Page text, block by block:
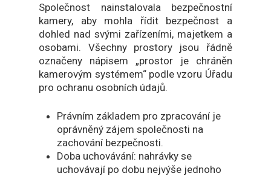
Společnost nainstalovala bezpečnostní
kamery, aby mohla řídit bezpečnost a
dohled nad svými zařízeními, majetkem a
osobami. Všechny prostory jsou řádně
označeny nápisem „prostor je chráněn
kamerovým systémem“ podle vzoru Úřadu
pro ochranu osobních údajů.
Právním základem pro zpracování je
oprávněný zájem společnosti na
zachování bezpečnosti.
Doba uchovávání: nahrávky se
uchovávají po dobu nejvýše jednoho